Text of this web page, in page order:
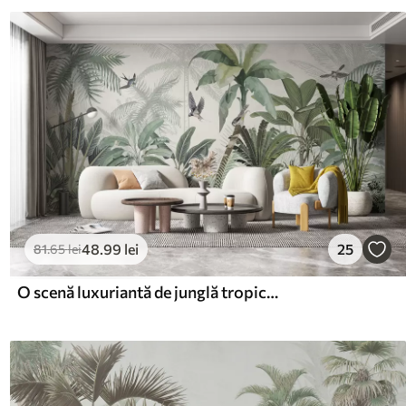
81.65lei48 .99 lei 25
O scenă luxuriantă de junglă tropicală cu diferiți palmieri, frunze mari și flori colorate în prim plan